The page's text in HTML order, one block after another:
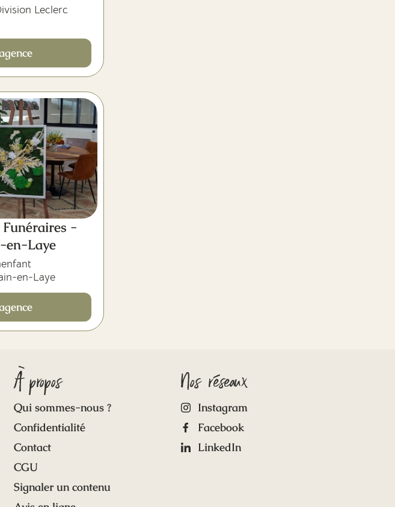
Leclerc
Funéraires -
en-Laye
en-Laye
À propos
Qui sommes-nous ?
Confidentialité
Contact
CGU
Signaler un contenu
Nos réseaux
Instagram
Facebook
LinkedIn